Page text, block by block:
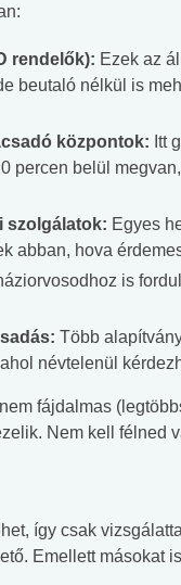
rendelők): Ezek az
beutaló nélkül is
központok: Itt
percen belül
szolgálatok: Egyes
abban, hova
is
Több
névtelenül
fájdalmas
Nem kell félned
így csak
Emellett másokat
#Suli, munka
Angol